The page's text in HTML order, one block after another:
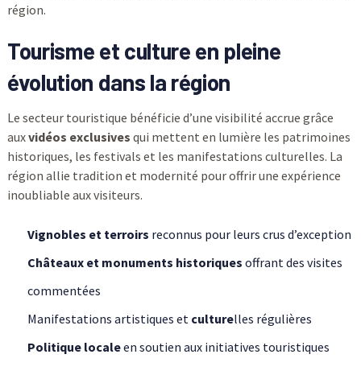
région.
Tourisme et culture en pleine
évolution dans la région
Le secteur touristique bénéficie d’une visibilité accrue grâce
auxvidéos exclusives qui mettent en lumière les patrimoines
historiques, les festivals et les manifestations culturelles. La
région allie tradition et modernité pour offrir une expérience
inoubliable aux visiteurs.
Vignobles et terroirs reconnus pour leurs crus d’exception
Châteaux et monuments historiques offrant des visites
commentées
Manifestations artistiques et culturelles régulières
Politique localeen soutien aux initiatives touristiques